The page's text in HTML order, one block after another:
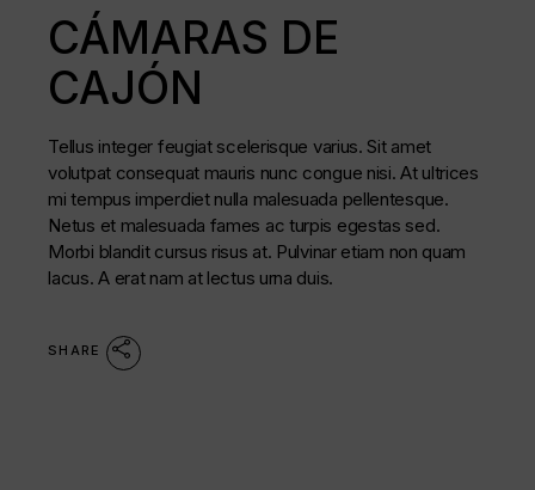
CÁMARAS DE
CAJÓN
Tellus integer feugiat scelerisque varius. Sit amet
volutpat consequat mauris nunc congue nisi. At ultrices
mi tempus imperdiet nulla malesuada pellentesque.
Netus et malesuada fames ac turpis egestas sed.
Morbi blandit cursus risus at. Pulvinar etiam non quam
lacus. A erat nam at lectus urna duis.
SHARE